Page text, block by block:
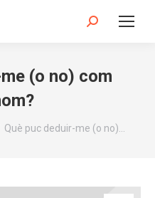
Search:
(o no) com
Què puc deduir-me (o no)…